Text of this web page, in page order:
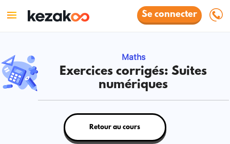
Se connecter
Maths
Exercices corrigés: Suites
numériques
Retour au cours